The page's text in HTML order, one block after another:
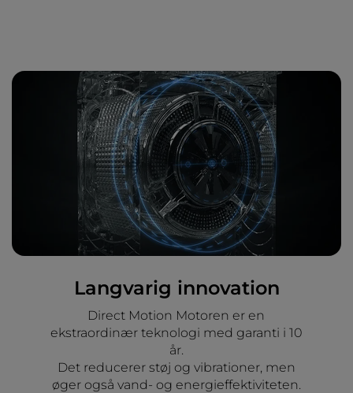
Langvarig innovation
Direct Motion Motoren er en
ekstraordinær teknologi med garanti i 10
år.
Det reducerer støj og vibrationer, men
øger også vand- og energieffektiviteten.